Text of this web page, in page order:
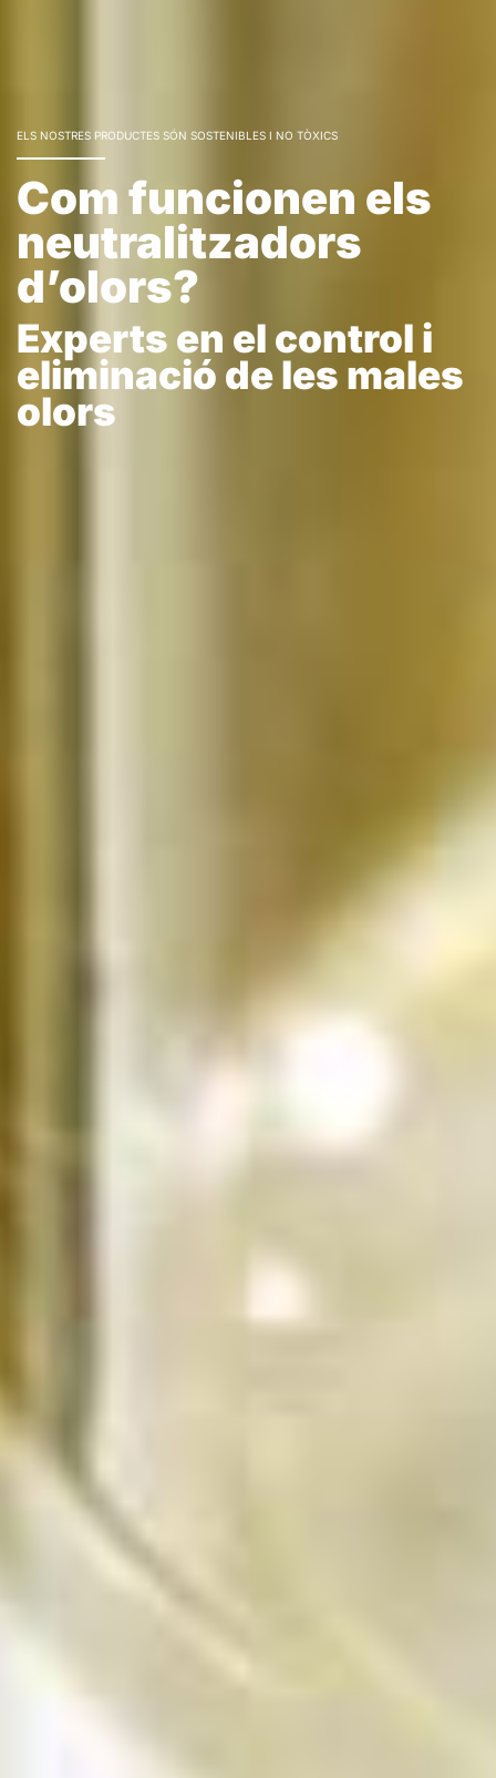
ELS NOSTRES PRODUCTES SÓN SOSTENIBLES I NO TÒXICS
Com funcionen els
neutralitzadors
d’olors?
Experts en el control i
eliminació de les males
olors